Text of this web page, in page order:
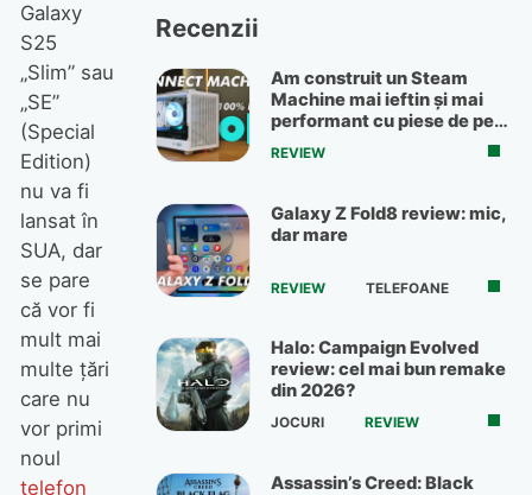
Galaxy
S25
„Slim” sau
„SE”
(Special
Edition)
nu va fi
lansat în
SUA, dar
se pare
că vor fi
mult mai
multe țări
care nu
vor primi
noul
telefon
Recenzii
Am construit un Steam
Machine mai ieftin și mai
performant cu piese de pe
OLX
REVIEW
Galaxy Z Fold8 review: mic,
dar mare
REVIEW TELEFOANE
Halo: Campaign Evolved
review: cel mai bun remake
din 2026?
JOCURI REVIEW
Assassin’s Creed: Black